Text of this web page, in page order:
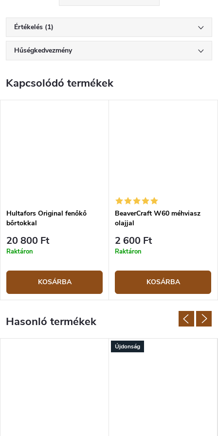
Értékelés (1)
Hűségkedvezmény
Kapcsolódó termékek
Hultafors Original fenőkő
bőrtokkal
20 800 Ft
Raktáron
KOSÁRBA
BeaverCraft W60 méhviasz
olajjal
2 600 Ft
Raktáron
KOSÁRBA
Újdonság